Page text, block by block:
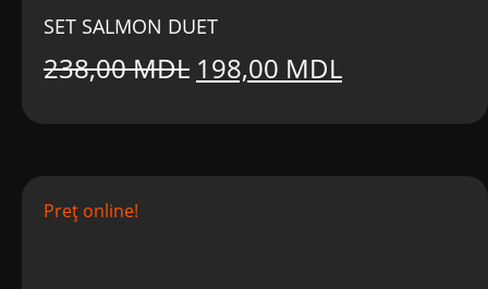
SET SALMON DUET
238,00MDL Prețul
198,00 MDLPrețul
198,00
Preț online!